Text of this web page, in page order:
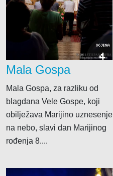
OCJENA
4
Mala Gospa
Mala Gospa, za razliku od
blagdana Vele Gospe, koji
obilježava Marijino uznesenje
na nebo, slavi dan Marijinog
rođenja 8....